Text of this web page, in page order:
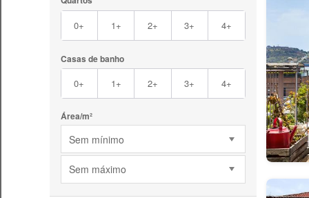
0+ 1+ 2+ 3+ 4+
Casas de banho
0+ 1+ 2+ 3+ 4+
Área/m²
Sem mínimo
Sem máximo